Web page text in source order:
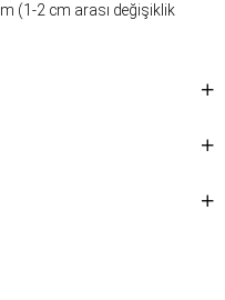
(1-2 cm arası değişiklik
etiketten yıkama